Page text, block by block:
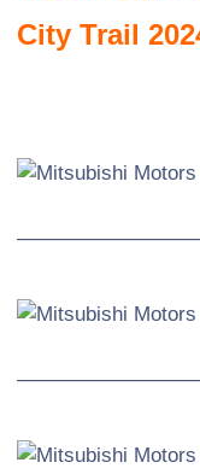
City Trail